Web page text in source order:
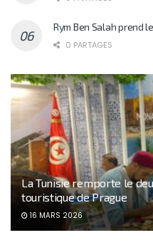
Rym Ben Salah prend
0 PARTAGES
La Tunisie remporte le
touristique de Prague
16 MARS 2026